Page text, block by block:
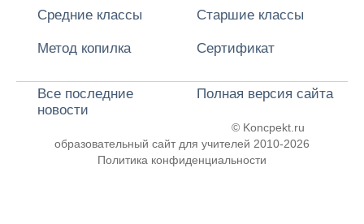
Средние классы Старшие классы
Метод копилка Сертификат
Все последние
новости
Полная версия сайта
© Koncpekt.ru
образовательный сайт для учителей 2010-2026
Политика конфиденциальности